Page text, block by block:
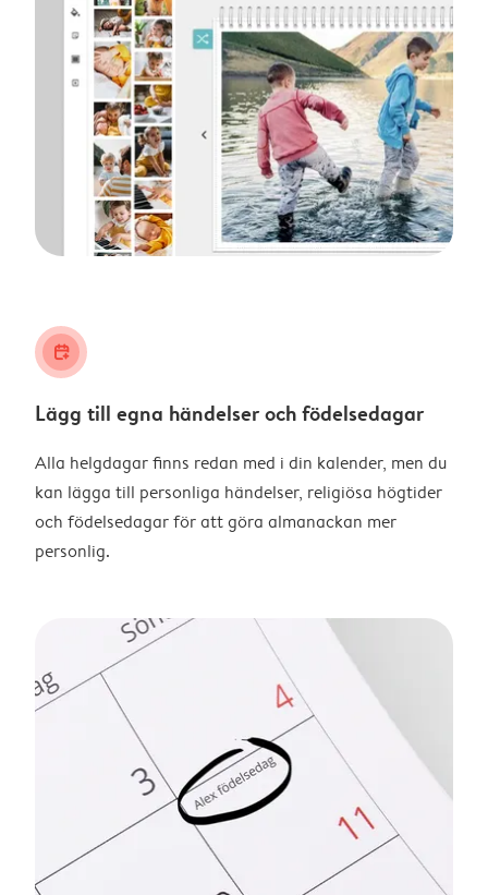
calendar_plus
Lägg till egna händelser och födelsedagar
Alla helgdagar finns redan med i din kalender, men du
kan lägga till personliga händelser, religiösa högtider
och födelsedagar för att göra almanackan mer
personlig.